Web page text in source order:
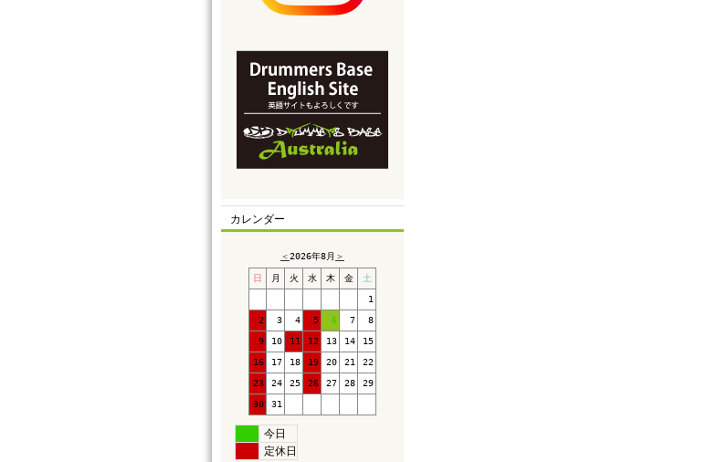
カレンダー
＜2026年8月 ＞
日 月 火 水 木 金 土
1
2 3 4 5 6 7 8
9 10 11 12 13 14 15
16 17 18 19 20 21 22
23 24 25 26 27 28 29
30 31
今日
定休日